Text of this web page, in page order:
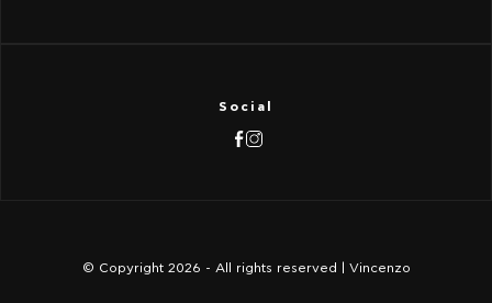
Social
© Copyright 2026 - All rights reserved | Vincenzo